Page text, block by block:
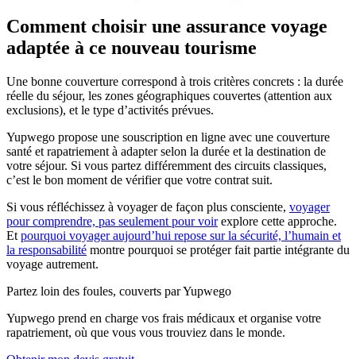
Comment choisir une assurance voyage
adaptée à ce nouveau tourisme
Une bonne couverture correspond à trois critères concrets : la durée
réelle du séjour, les zones géographiques couvertes (attention aux
exclusions), et le type d’activités prévues.
Yupwego propose une souscription en ligne avec une couverture
santé et rapatriement à adapter selon la durée et la destination de
votre séjour. Si vous partez différemment des circuits classiques,
c’est le bon moment de vérifier que votre contrat suit.
Si vous réfléchissez à voyager de façon plus consciente, voyager
pour comprendre, pas seulement pour voirexplore cette approche.
Et pourquoi voyager aujourd’hui repose sur la sécurité, l’humain et
la responsabilité montre pourquoi se protéger fait partie intégrante du
voyage autrement.
Partez loin des foules, couverts par Yupwego
Yupwego prend en charge vos frais médicaux et organise votre
rapatriement, où que vous vous trouviez dans le monde.